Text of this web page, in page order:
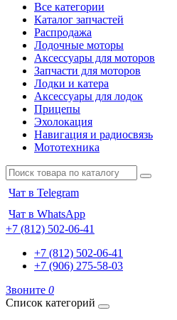
Все категории
Каталог запчастей
Распродажа
Лодочные моторы
Аксессуары для моторов
Запчасти для моторов
Лодки и катера
Аксессуары для лодок
Прицепы
Эхолокация
Навигация и радиосвязь
Мототехника
Чат в Telegram
Чат в WhatsApp
+7 (812) 502-06-41
+7 (812) 502-06-41
+7 (906) 275-58-03
Звоните 0
Список категорий